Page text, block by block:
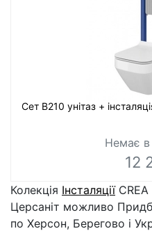
Сет В210 унітаз +
Немає в
12
Колекція ІнсталяціїCREA
Церсаніт можливо
по Херсон, Берегово і